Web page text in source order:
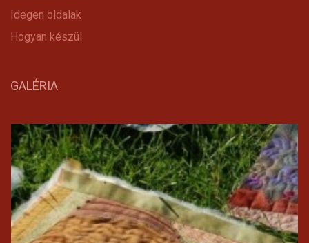
Idegen oldalak
Hogyan készül
GALÉRIA